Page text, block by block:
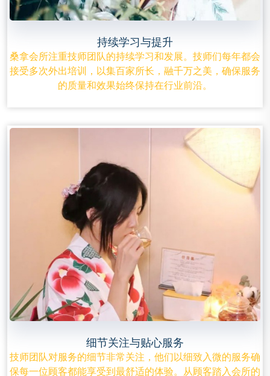
持续学习与提升
桑拿会所注重技师团队的持续学习和发展。技师们每年都会
接受多次外出培训，以集百家所长，融千万之美，确保服务
的质量和效果始终保持在行业前沿。
细节关注与贴心服务
技师团队对服务的细节非常关注，他们以细致入微的服务确
保每一位顾客都能享受到最舒适的体验。从顾客踏入会所的